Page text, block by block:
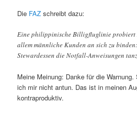
Die FAZ schreibt dazu:
Eine philippinische Billigfluglinie probiert
allem männliche Kunden an sich zu
Stewardessen die Notfall-Anweisungen
Meine Meinung: Danke für die
ich mir nicht antun. Das ist in meinen
kontraproduktiv.